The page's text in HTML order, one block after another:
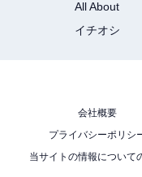
All About
イチオシ
会社概要
プライバシーポリシ
当サイトの情報について